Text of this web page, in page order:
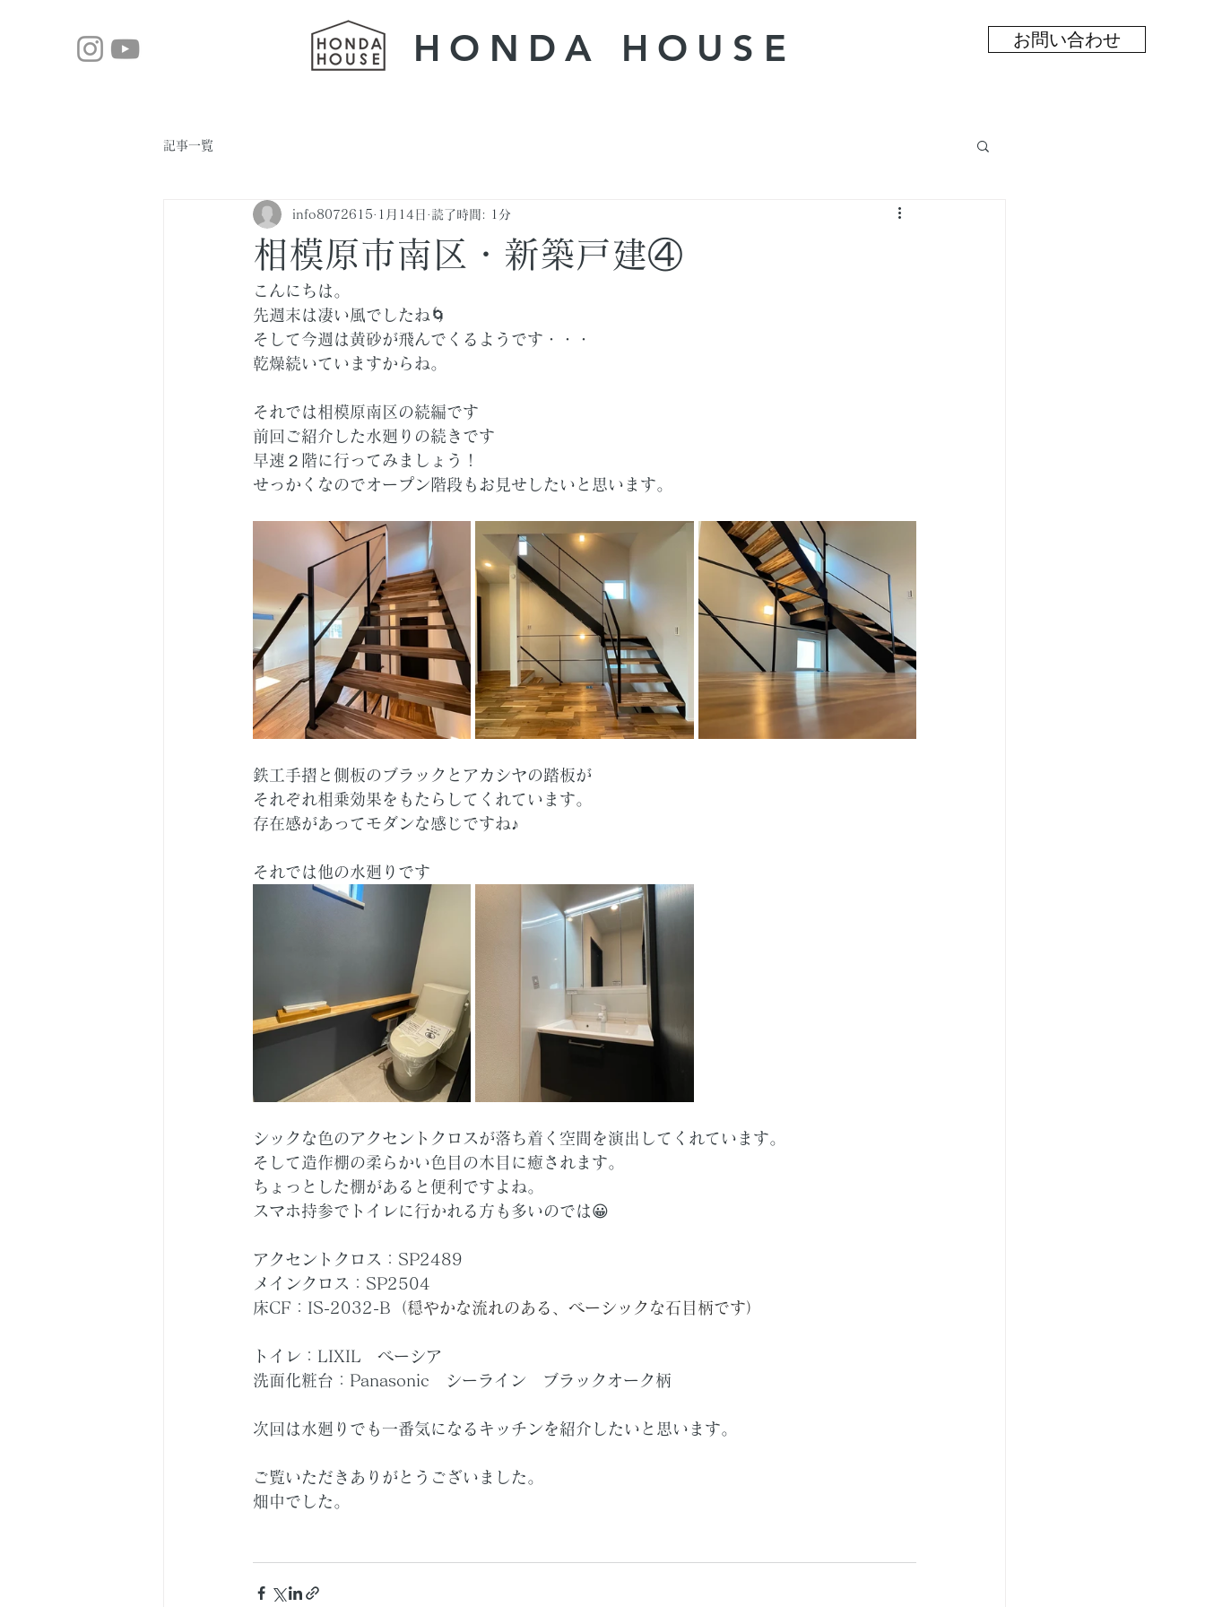
HONDA ​HOUSE お問い合わせ
記事一覧
相模原市南区・新築戸建④
info8072615 1月14日 読了時間: 1分
こんにちは。
先週末は凄い風でしたね🌀
そして今週は黄砂が飛んでくるようです・・・
乾燥続いていますからね。
それでは相模原南区の続編です
前回ご紹介した水廻りの続きです
早速２階に行ってみましょう！
せっかくなのでオープン階段もお見せしたいと思います。
鉄工手摺と側板のブラックとアカシヤの踏板が
それぞれ相乗効果をもたらしてくれています。
存在感があってモダンな感じですね♪
それでは他の水廻りです
シックな色のアクセントクロスが落ち着く空間を演出してくれています。
そして造作棚の柔らかい色目の木目に癒されます。
ちょっとした棚があると便利ですよね。
スマホ持参でトイレに行かれる方も多いのでは😀
アクセントクロス：SP2489
メインクロス：SP2504
床CF：IS-2032-B（穏やかな流れのある、ベーシックな石目柄です）
トイレ：LIXIL　ベーシア
洗面化粧台：Panasonic　シーライン　ブラックオーク柄
次回は水廻りでも一番気になるキッチンを紹介したいと思います。
ご覧いただきありがとうございました。
畑中でした。